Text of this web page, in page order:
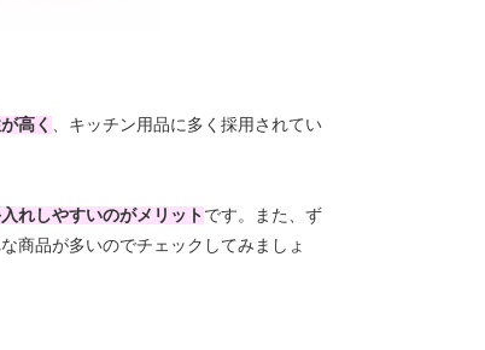
高く 、キッチン用品に多く採用されてい
れしやすいのがメリット です。また、ず
商品が多いのでチェックしてみましょ